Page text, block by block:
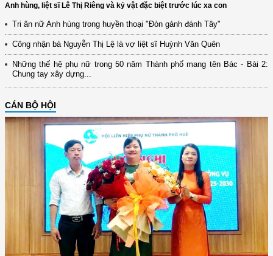
Anh hùng, liệt sĩ Lê Thị Riêng và kỷ vật đặc biệt trước lúc xa con
Tri ân nữ Anh hùng trong huyền thoại "Đòn gánh đánh Tây"
Công nhận bà Nguyễn Thị Lệ là vợ liệt sĩ Huỳnh Văn Quên
Những thế hệ phụ nữ trong 50 năm Thành phố mang tên Bác - Bài 2:
Chung tay xây dựng...
CÁN BỘ HỘI